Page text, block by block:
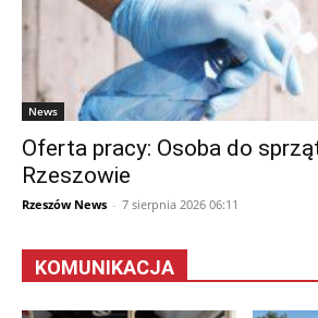
News
Oferta pracy: Osoba do
Rzeszowie
Rzeszów News - 7 sierpnia 2026 06:11
KOMUNIKACJA